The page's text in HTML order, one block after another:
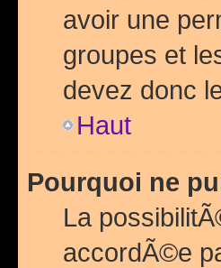
avoir une
groupes et
devez donc
Haut
Pourquoi ne
La
accordÃ©e